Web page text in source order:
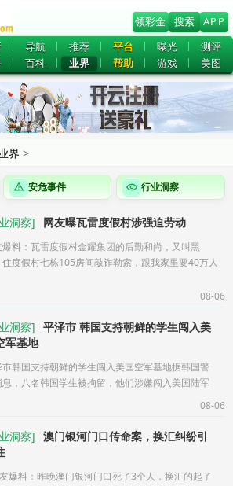
领彩金 搜索
APP
导航 推荐 平台 曝光
测评
百科 业界 帮助 游戏 美图
界 >
安危事件 行业洞察
洞察] 网友曝瓦雷度假村涉强迫劳动
爆料：瓦雷度假村金耀集团的后勤和尚，又叫黑
度假村七栋105房间敲诈勒索，跟我家里要40万人
08-06
洞察] 平泽市 韩国支持朝鲜的学生闯入美
军基地
韩国支持朝鲜的学生闯入美国空军基地据韩国警
，八名韩国学生被拘留，他们涉嫌闯入美国陆军
08-06
洞察] 澳门银河门口传命案，换汇纠纷引
爆料：昨晚澳门银河门口死了3个人，换汇的起了